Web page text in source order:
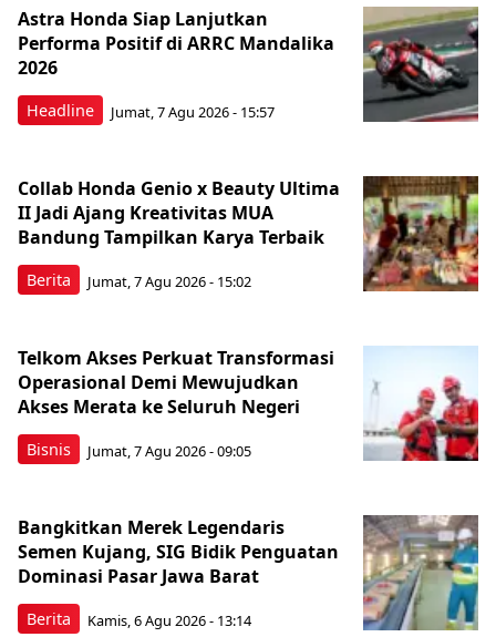
Headline
Astra Honda Siap Lanjutkan
Performa Positif di ARRC Mandalika
2026
Jumat, 7 Agu 2026 - 15:57
Berita
Collab Honda Genio x Beauty Ultima
II Jadi Ajang Kreativitas MUA
Bandung Tampilkan Karya Terbaik
Jumat, 7 Agu 2026 - 15:02
Bisnis
Telkom Akses Perkuat Transformasi
Operasional Demi Mewujudkan
Akses Merata ke Seluruh Negeri
Jumat, 7 Agu 2026 - 09:05
Berita
Bangkitkan Merek Legendaris
Semen Kujang, SIG Bidik Penguatan
Dominasi Pasar Jawa Barat
Kamis, 6 Agu 2026 - 13:14